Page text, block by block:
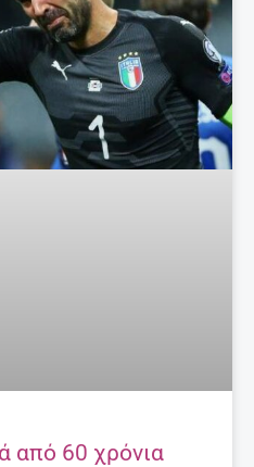
από 60 χρόνια